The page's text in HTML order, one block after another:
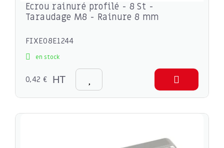
Ecrou rainuré profilé - 8 St -
Taraudage M8 - Rainure 8 mm
FIXE08E1244
en stock
0,42 € HT